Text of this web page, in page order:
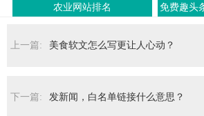
农业网站排名 免费趣头
上一篇: 美食软文怎么写更让人心动？
下一篇: 发新闻，白名单链接什么意思？